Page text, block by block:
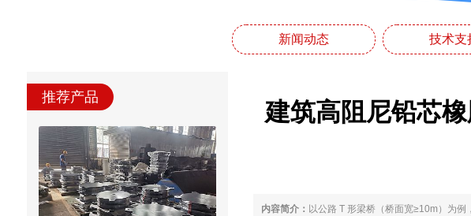
新闻动态 技术支
推荐产品
建筑高阻尼铅芯
内容简介： 以公路 T 形梁桥（桥面宽≥10m）为